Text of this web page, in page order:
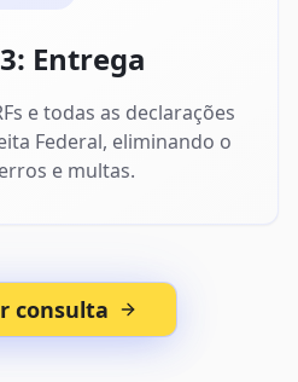
Entrega
e todas as declarações
Federal, eliminando o
e multas.
consulta